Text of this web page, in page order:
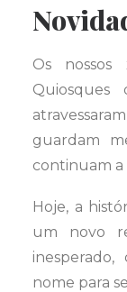
Os nossos
guardam
continuam a
Hoje, a
um novo
nome para